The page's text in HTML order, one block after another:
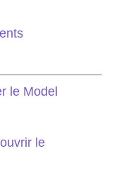
le Model
le